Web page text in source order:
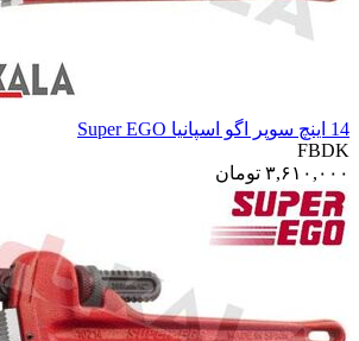
14 اینچ سوپر اگو اسپانیا Super EGO
FBDK
۳,۶۱۰,۰۰۰ تومان